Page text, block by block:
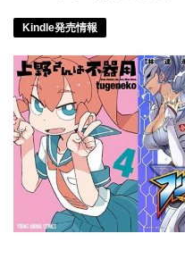
Kindle発売情報